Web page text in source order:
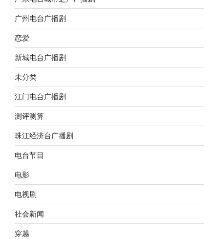
广州电台广播剧
恋爱
新城电台广播剧
未分类
江门电台广播剧
测评测算
珠江经济台广播剧
电台节目
电影
电视剧
社会新闻
穿越